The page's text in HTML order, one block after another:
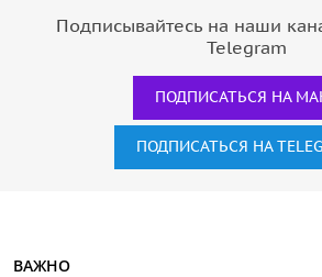
Подписывайтесь на наши
Telegram
ПОДПИСАТЬСЯ НА
ПОДПИСАТЬСЯ НА
ВАЖНО